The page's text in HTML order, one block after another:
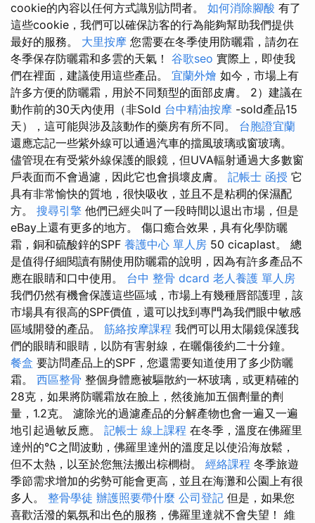
cookie的內容以任何方式識別訪問者。 如何消除腳酸 有了
這些cookie，我們可以確保訪客的行為能夠幫助我們提供
最好的服務。 大里按摩 您需要在冬季使用防曬霜，請勿在
冬季保存防曬霜和多雲的天氣！ 谷歌seo 實際上，即使我
們在裡面，建議使用這些產品。 宜蘭外燴 如今，市場上有
許多方便的防曬霜，用於不同類型的面部皮膚。 2）建議在
動作前的30天內使用（非Sold 台中精油按摩 -sold產品15
天），這可能與涉及該動作的藥房有所不同。 台胞證宜蘭
還應忘記一些紫外線可以通過汽車的擋風玻璃或窗玻璃。
儘管現在有受紫外線保護的眼鏡，但UVA輻射通過大多數窗
戶表面而不會過濾，因此它也會損壞皮膚。 記帳士 函授 它
具有非常愉快的質地，很快吸收，並且不是粘稠的保濕配
方。 搜尋引擎 他們已經尖叫了一段時間以退出市場，但是
eBay上還有更多的地方。 傷口癒合效果，具有化學防曬
霜，銅和硫酸鋅的SPF 養護中心 單人房 50 cicaplast。 總
是值得仔細閱讀有關使用防曬霜的說明，因為有許多產品不
應在眼睛和口中使用。 台中 整骨 dcard 老人養護 單人房
我們仍然有機會保護這些區域，市場上有幾種唇部護理，該
市場具有很高的SPF價值，還可以找到專門為我們眼中敏感
區域開發的產品。 筋絡按摩課程 我們可以用太陽鏡保護我
們的眼睛和眼睛，以防有害射線，在曬傷後約二十分鐘。
餐盒 要訪問產品上的SPF，您還需要知道使用了多少防曬
霜。 西區整骨 整個身體應被驅散約一杯玻璃，或更精確的
28克，如果將防曬霜放在臉上，然後施加五個劑量的劑
量，1.2克。 濾除光的過濾產品的分解產物也會一遍又一遍
地引起過敏反應。 記帳士 線上課程 在冬季，溫度在佛羅里
達州的°C之間波動，佛羅里達州的溫度足以使沿海放鬆，
但不太熱，以至於您無法搬出棕櫚樹。 經絡課程 冬季旅遊
季節需求增加的劣勢可能會更高，並且在海灘和公園上有很
多人。 整骨學徒 辦護照要帶什麼 公司登記 但是，如果您
喜歡活潑的氣氛和出色的服務，佛羅里達就不會失望！ 維